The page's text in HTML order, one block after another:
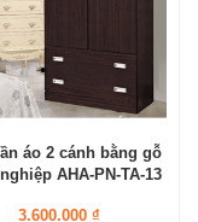
áo 2 cánh bằng gỗ
AHA-PN-TA-13
3.600.000 ₫